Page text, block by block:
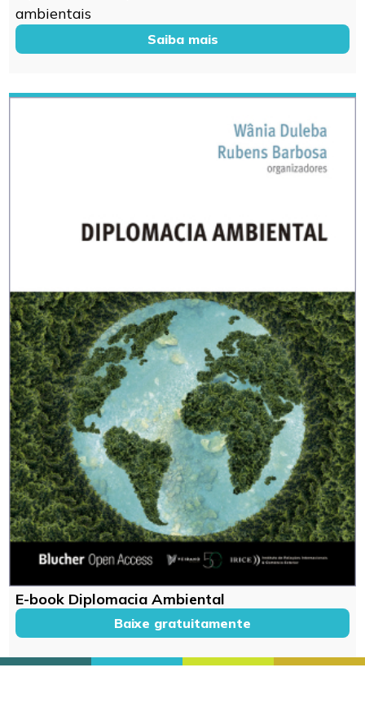
ambientais
Saiba mais
E-book Diplomacia Ambiental
Baixe gratuitamente